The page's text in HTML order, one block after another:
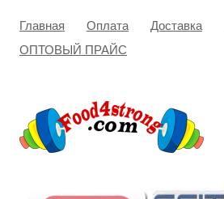
Главная Оплата Доставка
ОПТОВЫЙ ПРАЙС